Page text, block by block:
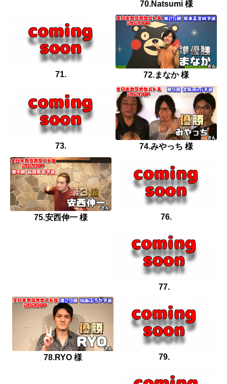
70.Natsumi 様
71. 72.まなか 様
73. 74.みやっち 様
75.安西伸一 様 76.
77.
78.RYO 様 79.